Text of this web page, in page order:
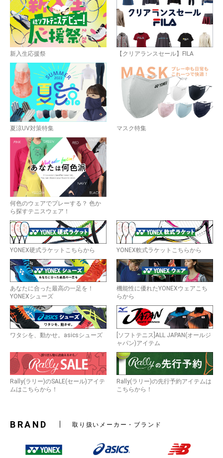
新入生応援祭 【クリアランスセール】FILA
夏涼UV対策特集 マスク特集
何色のウェアでプレーする？ 色か
ら探すテニスウェア！
YONEX硬式ラケットこちらから YONEX軟式ラケットこちらから
あなたに合った最高の一足を！
YONEXシューズ
機能性に優れたYONEXウェアこち
らから
ワタシを、動かせ。asicsシューズ
[ソフトテニス]ALL JAPAN(オールジ
ャパン)アイテム
Rally(ラリー)のSALE(セール)アイテ
ムはこちらから！
Rally(ラリー)の先行予約アイテムは
こちらから！
BRAND 取り扱いメーカー・ブランド